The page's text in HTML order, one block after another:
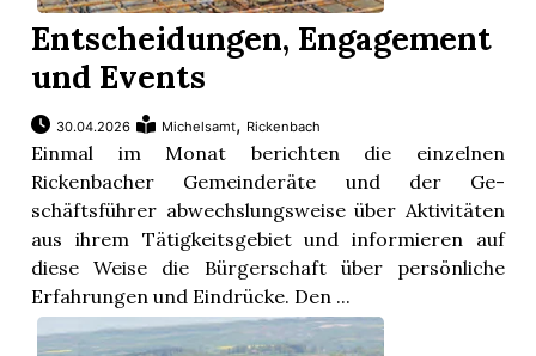
Entscheidungen, Engagement
und Events
30.04.2026 Michelsamt, Rickenbach
Einmal im Monat berichten die einzelnen
Rickenbacher Gemeinderäte und der Ge-
schäftsführer abwechslungsweise über Aktivitäten
aus ihrem Tätigkeitsgebiet und informieren auf
diese Weise die Bürgerschaft über persönliche
Erfahrungen und Eindrücke. Den ...